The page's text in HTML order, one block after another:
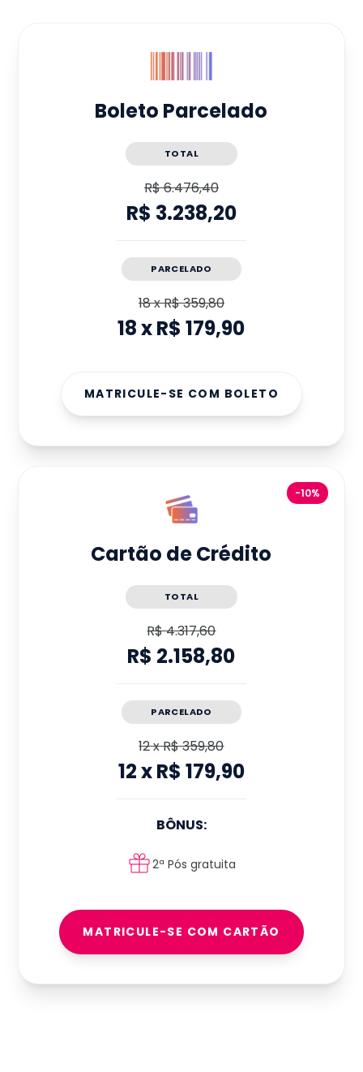
Boleto Parcelado
TOTAL
R$ 6.476,40
R$ 3.238,20
PARCELADO
18xR$ 359,80
18xR$ 179,90
MATRICULE-SE COM BOLETO
-10%
Cartão de Crédito
TOTAL
R$ 4.317,60
R$ 2.158,80
PARCELADO
12xR$ 359,80
12xR$ 179,90
BÔNUS:
2ª Pós gratuita
MATRICULE-SE COM CARTÃO